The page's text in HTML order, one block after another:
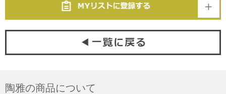
陶雅の商品について